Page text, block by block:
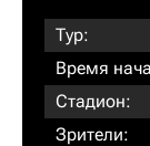
Тур:
Время
Стадион:
Зрители: